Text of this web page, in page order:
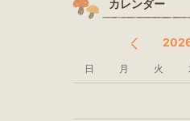
カレンダー
日 月 火